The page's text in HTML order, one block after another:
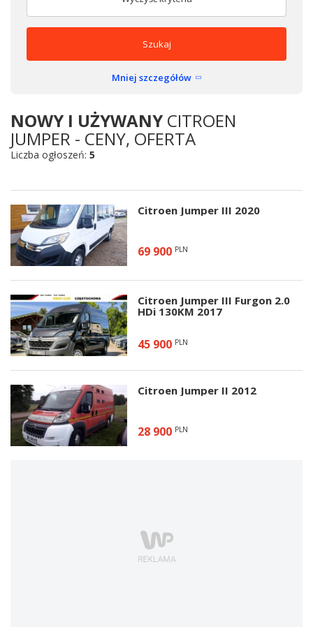
Mniej szczegółów
Szukaj
NOWY I UŻYWANY CITROEN
JUMPER - CENY, OFERTA
Liczba ogłoszeń: 5
Citroen Jumper III 2020
69 900 PLN
Citroen Jumper III Furgon 2.0
HDi 130KM 2017
45 900 PLN
Citroen Jumper II 2012
28 900 PLN